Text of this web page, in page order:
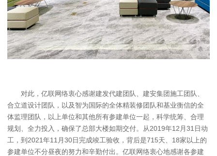
对此，亿联网络衷心感谢建发代建团队、建安集团施工团队、
合立道设计团队，以及智为国际的全体精装修团队和基业衡信的全
体监理团队，以上单位和其他所有参建单位一起，科学统筹、合理
规划、全力投入，确保了总部大楼如期交付。从2019年12月31日动
工，到2021年11月30日完成竣工验收，背后是715天、18家以上的
参建单位不分昼夜的努力和辛勤付出。亿联网络衷心地感谢各参建